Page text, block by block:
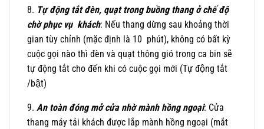
8. Tự động tắt đèn, quạt trong buồng thang ở chế độ
chờ phục vụ khách: Nếu thang dừng sau khoảng thời
gian tùy chỉnh (mặc định là 10 phút), không có bất kỳ
cuộc gọi nào thì đèn và quạt thông gió trong ca bin sẽ
tự động tắt cho đến khi có cuộc gọi mới (Tự động tắt
/bật)
9. An toàn đóng mở cửa nhờ mành hồng ngoại: Cửa
thang máy tải khách được lắp mành hồng ngoại (mắt